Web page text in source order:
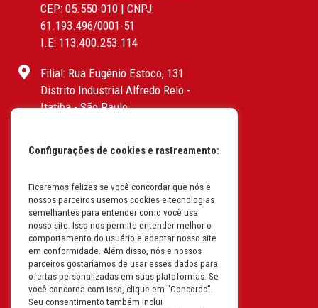
CEP: 05.550-010 | CNPJ:
61.193.496/0001-51
I.E: 113.400.253.114
Filial: Rua Eugênio Estoco, 131
Distrito Industrial Alfredo Relo -
Itatiba - São Paulo
I.E: 382.096.357.1147
Filial: Av. Odila Chaves Rodrigues,
1277
Parque industrial RM - Condomínio
Therapark - Jundiaí - São Paulo
CEP: 13.213-087 | CNPJ:
61.193.496/0018-08
I.E: 407.642.800.114
Configurações de cookies e rastreamento:
Ficaremos felizes se você concordar que nós e
nossos parceiros usemos cookies e tecnologias
semelhantes para entender como você usa
nosso site. Isso nos permite entender melhor o
comportamento do usuário e adaptar nosso site
em conformidade. Além disso, nós e nossos
parceiros gostaríamos de usar esses dados para
ofertas personalizadas em suas plataformas. Se
você concorda com isso, clique em "Concordo".
Seu consentimento também inclui